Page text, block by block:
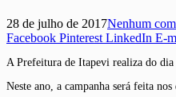
28 de julho de 2017Nenhum
Facebook Pinterest LinkedIn E-
A Prefeitura de Itapevi realiza do dia
Neste ano, a campanha será feita